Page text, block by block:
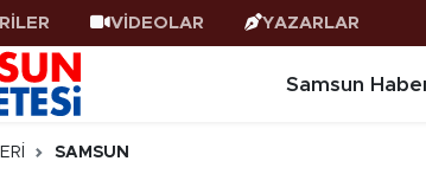
VİDEOLAR YAZARLAR
Samsun
SAMSUN